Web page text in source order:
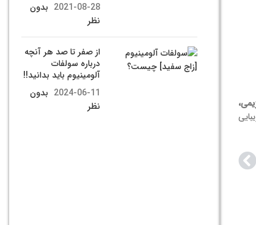
2021-08-28 بدون
نظر
از صفر تا صد هر آنچه
درباره سولفات
آلومینیوم باید بدانید!!
2024-06-11 بدون
نظر